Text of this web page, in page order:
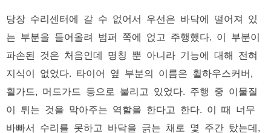
당장 수리센터에 갈 수 없어서 우선은 바닥에 떨어져 있
는 부분을 들어올려 범퍼 쪽에 얹고 주행했다. 이 부분이
파손된 것은 처음인데 명칭 뿐 아니라 기능에 대해 전혀
지식이 없었다. 타이어 옆 부분의 이름은 휠하우스커버,
휠가드, 머드가드 등으로 불리고 있었다. 주행 중 이물질
이 튀는 것을 막아주는 역할을 한다고 한다. 이 때 너무
바빠서 수리를 못하고 바닥을 긁는 채로 몇 주간 탔는데,